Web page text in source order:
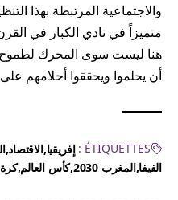
والاجتماعية المرتبطة بهذا
متميزاً في نادي الكبار في
هنا ليست سوى المحرك
أن يحلموا ويحققوا أحلامهم
ÉTIQUETTES : إفريقيا الاقتصاد
الفيفا المغرب 2030 كأس العالم